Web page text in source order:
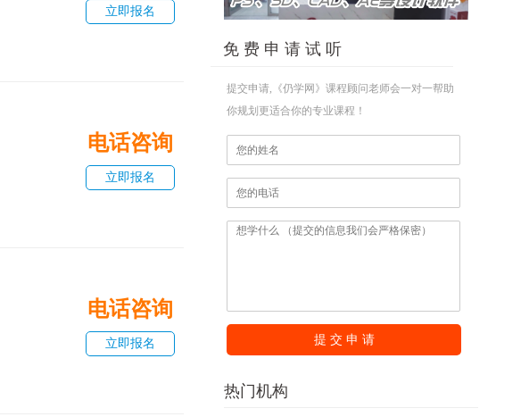
立即报名
电话咨询
立即报名
电话咨询
立即报名
免 费 申 请 试 听
提交申请,《仍学网》课程顾问老师会一对一帮助
你规划更适合你的专业课程！
提 交 申 请
热门机构